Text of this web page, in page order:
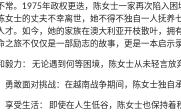
常。1975年政权更迭，陈女士一家再次陷入
女士的丈夫不幸离世，她不得不独自一人抚
才。如今，她的家族在澳大利亚开枝散叶，
之旅不仅仅是一部励志的故事，更是一本启示
毅力： 无论遇到何等困境，陈女士从未轻言
勇敢面对挑战：在越南战争期间，陈女士独自
享受生活： 即使在人生低谷，陈女士也保持